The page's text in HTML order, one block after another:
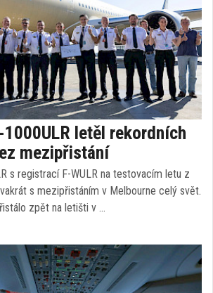
letěl rekordních
mezipřistání
s registrací F-WULR na testovacím letu z
s mezipřistáním v Melbourne celý svět.
zpět na letišti v …